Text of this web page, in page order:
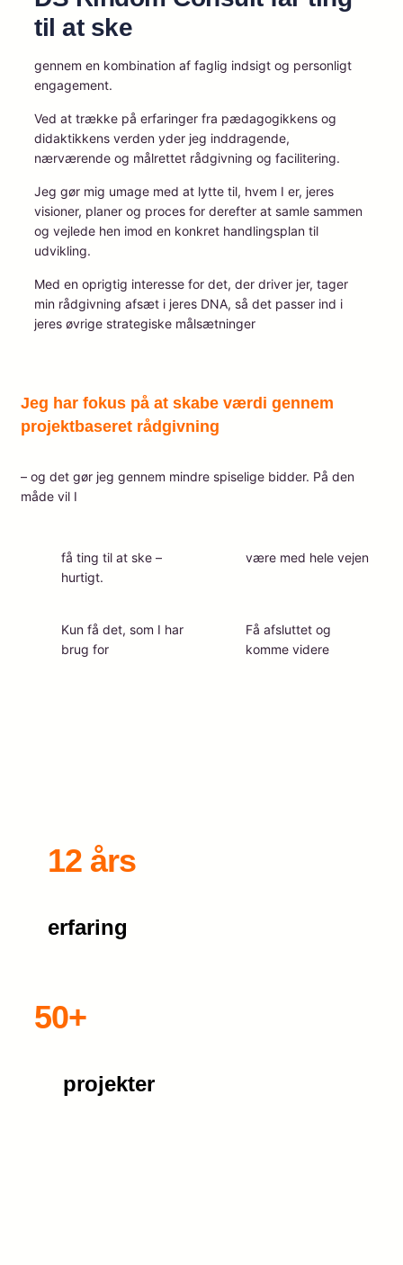
til at ske
gennem en kombination af faglig indsigt og personligt
engagement.
Ved at trække på erfaringer fra pædagogikkens og
didaktikkens verden yder jeg inddragende,
nærværende og målrettet rådgivning og facilitering.
Jeg gør mig umage med at lytte til, hvem I er, jeres
visioner, planer og proces for derefter at samle sammen
og vejlede hen imod en konkret handlingsplan til
udvikling.
Med en oprigtig interesse for det, der driver jer, tager
min rådgivning afsæt i jeres DNA, så det passer ind i
jeres øvrige strategiske målsætninger
Jeg har fokus på at skabe værdi gennem
projektbaseret rådgivning
– og det gør jeg gennem mindre spiselige bidder. På den
måde vil I
få ting til at ske –
hurtigt.
være med hele vejen
Kun få det, som I har
brug for
Få afsluttet og
komme videre
12 års
erfaring
50+
projekter